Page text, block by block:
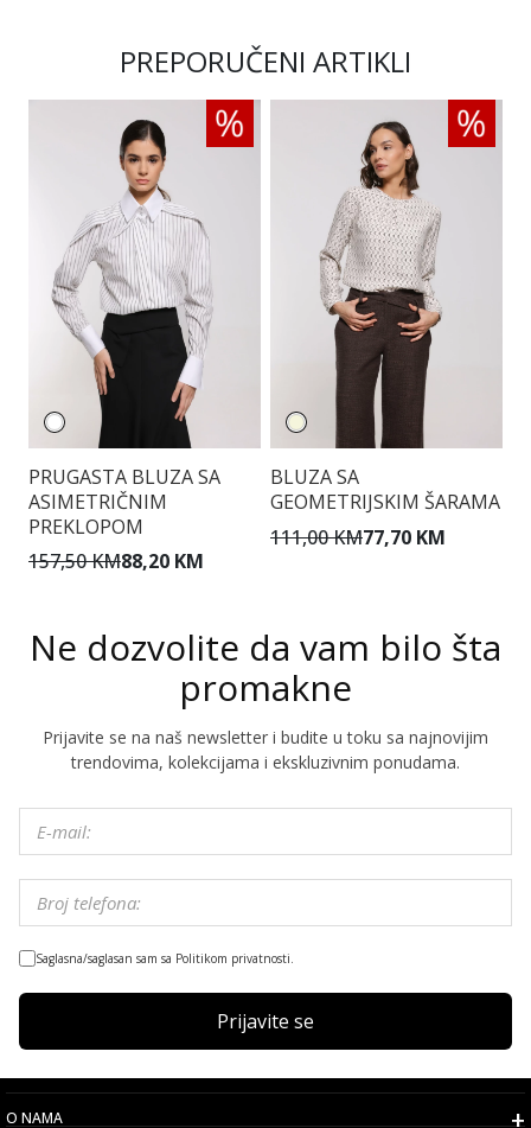
PREPORUČENI ARTIKLI
PRUGASTA BLUZA SA
ASIMETRIČNIM
PREKLOPOM
157,50 KM88,20 KM
BLUZA SA
GEOMETRIJSKIM ŠARAMA
111,00 KM77,70 KM
Ne dozvolite da vam bilo šta
promakne
Prijavite se na naš newsletter i budite u toku sa najnovijim
trendovima, kolekcijama i ekskluzivnim ponudama.
Saglasna/saglasan sam sa Politikom privatnosti.
Prijavite se
O NAMA